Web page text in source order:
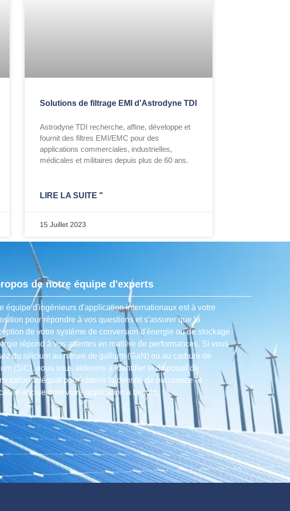
Solutions de filtrage EMI d'Astrodyne TDI
Astrodyne TDI recherche, affine, développe et
fournit des filtres EMI/EMC pour des
applications commerciales, industrielles,
médicales et militaires depuis plus de 60 ans.
LIRE LA SUITE "
15 Juillet 2023
de notre équipe d'experts
équipe d'ingénieurs d'application internationaux est à votre
pour répondre à vos questions et s'assurer que la
de votre système de conversion d'énergie ou de stockage
répond à vos attentes en matière de performances. Si vous
du silicium au nitrure de gallium (GaN) ou au carbure de
(SiC), nous vous aiderons à identifier le dispositif de
adéquat pour obtenir la densité de puissance et
accrue dont votre application a besoin.